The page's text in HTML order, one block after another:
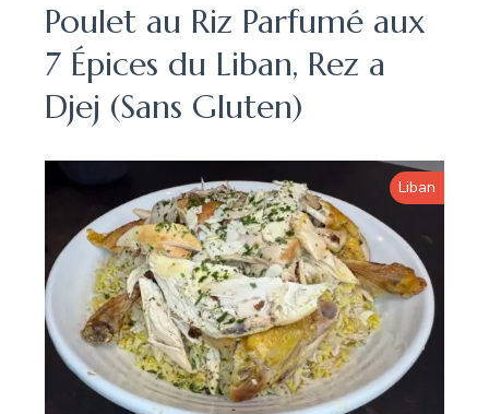
Poulet au Riz Parfumé aux
7 Épices du Liban, Rez a
Djej (Sans Gluten)
Liban